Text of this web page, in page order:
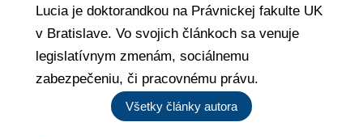
Lucia je doktorandkou na Právnickej fakulte UK
v Bratislave. Vo svojich článkoch sa venuje
legislatívnym zmenám, sociálnemu
zabezpečeniu, či pracovnému právu.
Všetky články autora